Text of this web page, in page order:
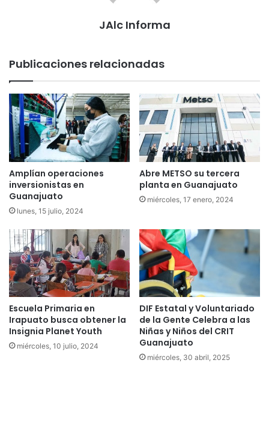
JAlc Informa
Publicaciones relacionadas
Amplían operaciones
inversionistas en
Guanajuato
lunes, 15 julio, 2024
Abre METSO su tercera
planta en Guanajuato
miércoles, 17 enero, 2024
Escuela Primaria en
Irapuato busca obtener la
Insignia Planet Youth
miércoles, 10 julio, 2024
DIF Estatal y Voluntariado
de la Gente Celebra a las
Niñas y Niños del CRIT
Guanajuato
miércoles, 30 abril, 2025